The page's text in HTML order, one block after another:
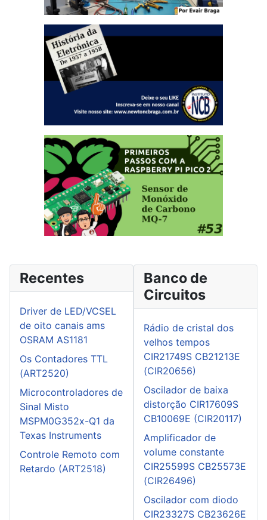
Recentes
Driver de LED/VCSEL
de oito canais ams
OSRAM AS1181
Os Contadores TTL
(ART2520)
Microcontroladores de
Sinal Misto
MSPM0G352x-Q1 da
Texas Instruments
Controle Remoto com
Retardo (ART2518)
Banco de
Circuitos
Rádio de cristal dos
velhos tempos
CIR21749S CB21213E
(CIR20656)
Oscilador de baixa
distorção CIR17609S
CB10069E (CIR20117)
Amplificador de
volume constante
CIR25599S CB25573E
(CIR26496)
Oscilador com diodo
CIR23327S CB23626E